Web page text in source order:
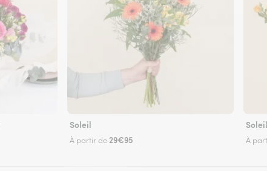
Soleil
À partir de 29€95 À